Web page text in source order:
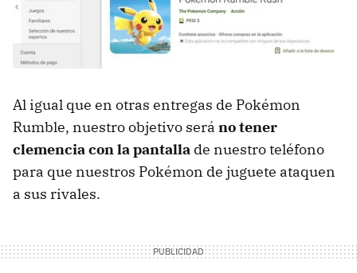
Al igual que en otras entregas de Pokémon
Rumble, nuestro objetivo será no tener
clemencia con la pantalla de nuestro teléfono
para que nuestros Pokémon de juguete ataquen
a sus rivales.